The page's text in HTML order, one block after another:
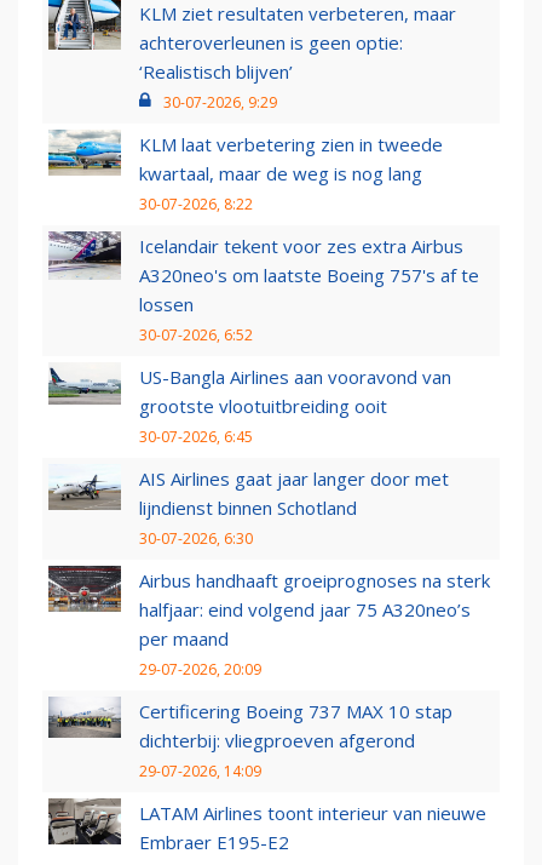
KLM ziet resultaten verbeteren, maar
achteroverleunen is geen optie:
‘Realistisch blijven’
30-07-2026, 9:29
KLM laat verbetering zien in tweede
kwartaal, maar de weg is nog lang
30-07-2026, 8:22
Icelandair tekent voor zes extra Airbus
A320neo's om laatste Boeing 757's af te
lossen
30-07-2026, 6:52
US-Bangla Airlines aan vooravond van
grootste vlootuitbreiding ooit
30-07-2026, 6:45
AIS Airlines gaat jaar langer door met
lijndienst binnen Schotland
30-07-2026, 6:30
Airbus handhaaft groeiprognoses na sterk
halfjaar: eind volgend jaar 75 A320neo’s
per maand
29-07-2026, 20:09
Certificering Boeing 737 MAX 10 stap
dichterbij: vliegproeven afgerond
29-07-2026, 14:09
LATAM Airlines toont interieur van nieuwe
Embraer E195-E2